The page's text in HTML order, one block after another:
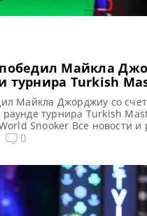
Майкла
турнира Turkish
Майкла Джорджиу со
турнира Turkish
Snooker Все новости и
Результаты, турнирная
себя «опустошенным»,
0